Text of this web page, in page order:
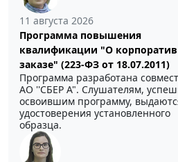
11 августа 2026
Программа повышения
квалификации "О
заказе" (223-ФЗ от 18.07.2011)
Программа разработана
АО ''СБЕР А". Слушателям,
освоившим программу,
удостоверения установленного
образца.